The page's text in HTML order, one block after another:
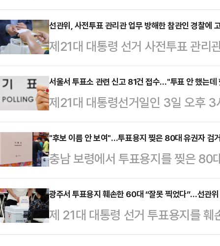
원 폭행 등 사건사고가 잇따랐다.3
면 광주에서는 한 유권자가 투표용
날 오전 9시 15분쯤 광주 동구 산
대 여성이 ‘기표를 잘못했다’는 이
에서 투표를 마친 뒤 “잘못 찍었다”
구했으나 받아 들여지지 않자 이런
는 정확한 경위 …
선관위, 사전투표 관리관 업무 방해한 참관인 경찰에
제21대 대통령 선거 사전투표 관리
이 경찰에 고발됐다.3일 연합뉴스
공직선거법 위반 혐의로 사전투표
전투표 기간인 지난달 29∼30일 인
투표 관리관인 지방공무원 B씨를
투표 업무를 방해한 혐의를 받고
을 투표지에 자동으로 인쇄하는데
날인하라고 요구한 것으로 파악됐
서울서 투표소 관련 신고 81건 접수…"투표 안 했는데
제21대 대통령선거일인 3일 오후
112 신고는 총 81건으로 전해졌다.
쯤 영등포구 서울당중초등학교 투
던 중 '이미 투표한 것으로 돼 있다'
할지역 내에서 이 여성과 동명이인
이인이 투표했는지 등을 조회하고
이다.관악구 인헌초등학교 투표소
사인이 돼 있다"는…
"후보 이름 안 보여"…투표용지 찢은 80대 유권자 검
충남 보령에서 투표용지를 찢은 80
충남 보령경찰서는 투표용지를 찢
입건했다.A씨는 이날 오전 10시11
후보자들의 이름이 잘 보이지 않는
있다.경찰은 중증 시력 저하 질환을
광주서 투표용지 훼손한 60대 “잘못 찍었다”…선관
제 21대 대통령 선거 투표용지를
나섰다.3일 연합뉴스와 광주광역